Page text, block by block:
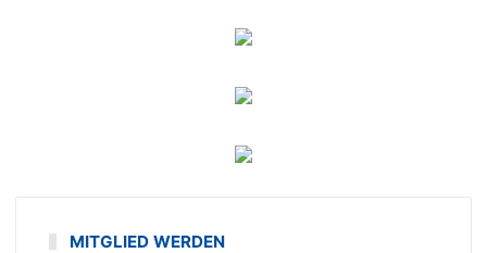
MITGLIED WERDEN